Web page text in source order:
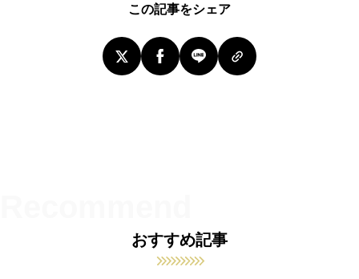
この記事をシェア
おすすめ記事